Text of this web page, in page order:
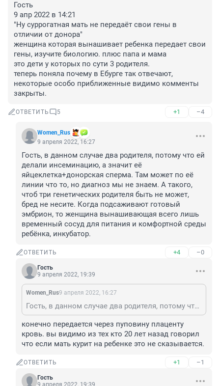
Гость
9 апр 2022 в 14:21
"Ну суррогатная мать не передаёт свои гены в
отличии от донора"
женщина которая вынашивает ребенка передает свои
гены, изучите биологию. плюс папа и мама
это дети у которых по сути 3 родителя.
теперь поняла почему в Ебурге так отвечают,
некоторые особо приближенные видимо комменты
закрыты.
ОТВЕТИТЬ 5 +1 –4
Women_Rus
9 апреля 2022, 16:27
Гость, в данном случае два родителя, потому что ей
делали инсеминацию, а значит её
яйцеклетка+донорская сперма. Там может по её
линии что то, но диагноз мы не знаем. А такого,
чтоб три генетических родителя быть не может,
бред не несите. Когда подсаживают готовый
эмбрион, то женщина вынашивающая всего лишь
временный сосуд для питания и комфортной среды
ребёнка, инкубатор.
ОТВЕТИТЬ +4 –0
Гость
9 апреля 2022, 19:39
Women_Rus9 апреля 2022, 16:27
Гость, в данном случае два родителя, потому что ей делали инсеминацию, а значит её яйцеклетка+донорская сперма. Там может по её линии что то, но диагноз мы не знаем. А такого, чтоб три генетических родителя быть не может, бред не несите. Когда подсаживают готовый эмбрион, то женщина вынашивающая всего лишь временный сосуд для питания и комфортной среды ребёнка, инкубатор.
конечно передается через пуповину плаценту
кровь. вы видимо из тех кто 20 лет назад говорил
что если мать курит на ребенке это не сказывается.
ОТВЕТИТЬ +1 –1
Гость
9 апреля 2022, 19:39